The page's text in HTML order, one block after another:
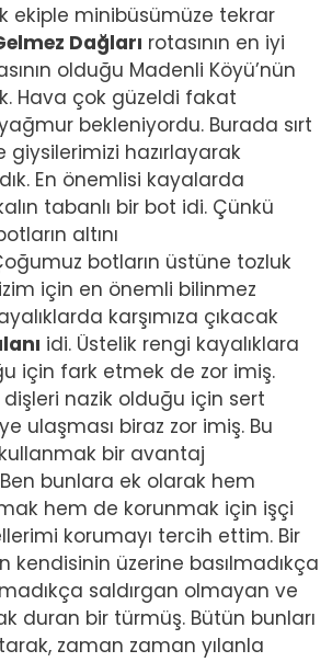
ekiple minibüsümüze tekrar
Dağları rotasının en iyi
olduğu Madenli Köyü’nün
Hava çok güzeldi fakat
bekleniyordu. Burada sırt
giysilerimizi hazırlayarak
En önemlisi kayalarda
tabanlı bir bot idi. Çünkü
altını
botların üstüne tozluk
için en önemli bilinmez
karşımıza çıkacak
idi. Üstelik rengi kayalıklara
için fark etmek de zor imiş.
dişleri nazik olduğu için sert
ulaşması biraz zor imiş. Bu
bir avantaj
bunlara ek olarak hem
hem de korunmak için işçi
korumayı tercih ettim. Bir
kendisinin üzerine basılmadıkça
saldırgan olmayan ve
duran bir türmüş. Bütün bunları
zaman zaman yılanla